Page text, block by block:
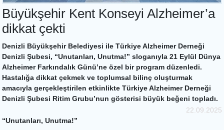
Büyükşehir Kent Konseyi Alzheimer’a
dikkat çekti
Denizli Büyükşehir Belediyesi ile Türkiye Alzheimer Derneği
Denizli Şubesi, “Unutanları, Unutma!” sloganıyla 21 Eylül Dünya
Alzheimer Farkındalık Günü’ne özel bir program düzenledi.
Hastalığa dikkat çekmek ve toplumsal bilinç oluşturmak
amacıyla gerçekleştirilen etkinlikte Türkiye Alzheimer Derneği
Denizli Şubesi Ritim Grubu’nun gösterisi büyük beğeni topladı.
22.09.2025
“Unutanları, Unutma!”